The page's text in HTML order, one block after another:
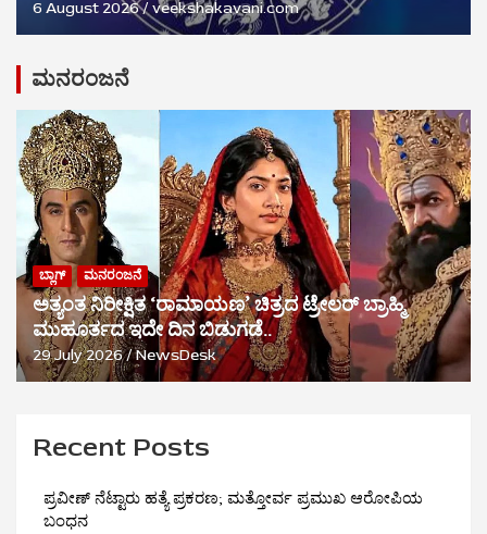
6 August 2026 veekshakavani.com
ಮನರಂಜನೆ
ಬ್ಲಾಗ್ ಮನರಂಜನೆ
ಅತ್ಯಂತ ನಿರೀಕ್ಷಿತ ‘ರಾಮಾಯಣ’ ಚಿತ್ರದ ಟ್ರೇಲರ್ ಬ್ರಾಹ್ಮಿ
ಮುಹೂರ್ತದ ಇದೇ ದಿನ ಬಿಡುಗಡೆ..
29 July 2026 NewsDesk
Recent Posts
ಪ್ರವೀಣ್ ನೆಟ್ಟಾರು ಹತ್ಯೆ ಪ್ರಕರಣ; ಮತ್ತೋರ್ವ ಪ್ರಮುಖ ಆರೋಪಿಯ
ಬಂಧನ